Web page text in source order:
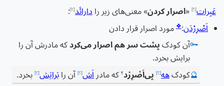
عَبِرات[؟] «اصرار کردن» معنی‌های زیر را دارائَد[؟]:
اَصْرِرْدَن:
❖ مورد اصرار قرار دادن
🗝️آن کودک پشت سر هم اصرار می‌کردکه مادرش آن را
برایش بخرد.
🔮کودکهه[؟] پی‌اَصْرِرْد؟ که مادر اَش[؟] آن را بَرایَش[؟] بخرد.